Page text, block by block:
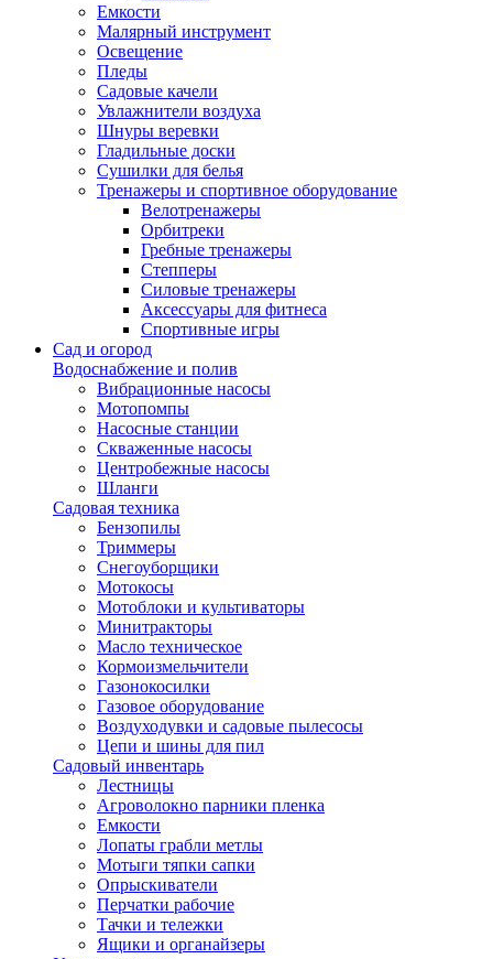
Емкости
Малярный инструмент
Освещение
Пледы
Садовые качели
Увлажнители воздуха
Шнуры веревки
Гладильные доски
Сушилки для белья
Тренажеры и спортивное оборудование
Велотренажеры
Орбитреки
Гребные тренажеры
Степперы
Силовые тренажеры
Аксессуары для фитнеса
Спортивные игры
Сад и огород
Водоснабжение и полив
Вибрационные насосы
Мотопомпы
Насосные станции
Скваженные насосы
Центробежные насосы
Шланги
Садовая техника
Бензопилы
Триммеры
Снегоуборщики
Мотокосы
Мотоблоки и культиваторы
Минитракторы
Масло техническое
Кормоизмельчители
Газонокосилки
Газовое оборудование
Воздуходувки и садовые пылесосы
Цепи и шины для пил
Садовый инвентарь
Лестницы
Агроволокно парники пленка
Емкости
Лопаты грабли метлы
Мотыги тяпки сапки
Опрыскиватели
Перчатки рабочие
Тачки и тележки
Ящики и органайзеры